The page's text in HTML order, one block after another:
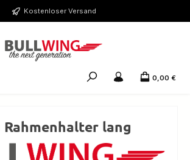
Kostenloser Versand
0,00 €
lang